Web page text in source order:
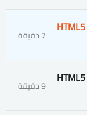
6. 7 دقيقة
7. 9 دقيقة